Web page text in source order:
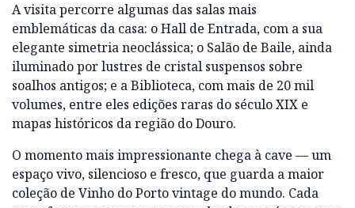
A visita percorre algumas das salas mais
emblemáticas da casa: o Hall de Entrada, com a sua
elegante simetria neoclássica; o Salão de Baile, ainda
iluminado por lustres de cristal suspensos sobre
soalhos antigos; e a Biblioteca, com mais de 20 mil
volumes, entre eles edições raras do século XIX e
mapas históricos da região do Douro.
O momento mais impressionante chega à cave — um
espaço vivo, silencioso e fresco, que guarda a maior
coleção de Vinho do Porto vintage do mundo. Cada